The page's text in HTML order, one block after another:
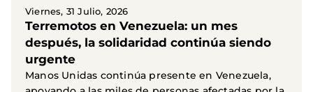
Viernes, 31 Julio, 2026
Terremotos en Venezuela: un mes
después, la solidaridad continúa siendo
urgente
Manos Unidas continúa presente en Venezuela,